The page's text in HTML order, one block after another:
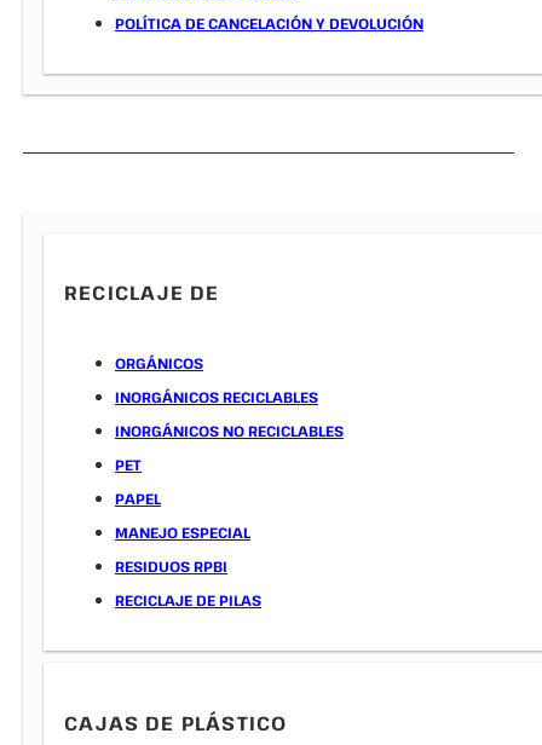
POLÍTICA DE CANCELACIÓN Y DEVOLUCIÓN
RECICLAJE DE
ORGÁNICOS
INORGÁNICOS RECICLABLES
INORGÁNICOS NO RECICLABLES
PET
PAPEL
MANEJO ESPECIAL
RESIDUOS RPBI
RECICLAJE DE PILAS
CAJAS DE PLÁSTICO